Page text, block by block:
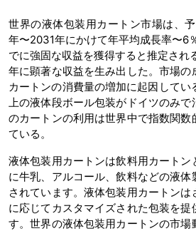
世界の液体包装用カートン市場は、
年〜2031年にかけて年平均成長率〜6
でに強固な収益を獲得すると推定され
年に顕著な収益を生み出した。市場の
カートンの消費量の増加に起因してい
上の液体段ボール包装がドイツのみ
のカートンの利用は世界中で指数関
ている。
液体包装用カートンは飲料用カートン
に牛乳、アルコール、飲料などの液
されています。液体包装用カートン
に応じてカスタマイズされた包装を提
す。世界の液体包装用カートンの市場